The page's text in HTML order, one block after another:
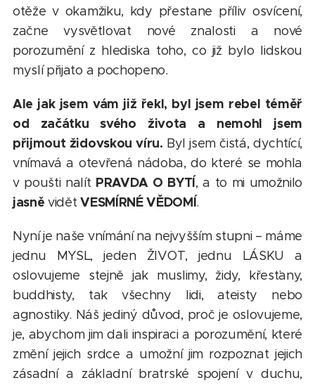
otěže v okamžiku, kdy přestane příliv osvícení,
začne vysvětlovat nové znalosti a nové
porozumění z hlediska toho, co již bylo lidskou
myslí přijato a pochopeno.
Ale jak jsem vám již řekl, byl jsem rebel téměř
od začátku svého života a nemohl jsem
přijmout židovskou víru. Byl jsem čistá, dychtící,
vnímavá a otevřená nádoba, do které se mohla
v poušti nalít PRAVDA O BYTÍ, a to mi umožnilo
jasně vidětVESMÍRNÉ VĚDOMÍ.
Nyní je naše vnímání na nejvyšším stupni – máme
jednu MYSL, jeden ŽIVOT, jednu LÁSKU a
oslovujeme stejně jak muslimy, židy, křesťany,
buddhisty, tak všechny lidi, ateisty nebo
agnostiky. Náš jediný důvod, proč je oslovujeme,
je, abychom jim dali inspiraci a porozumění, které
změní jejich srdce a umožní jim rozpoznat jejich
zásadní a základní bratrské spojení v duchu,